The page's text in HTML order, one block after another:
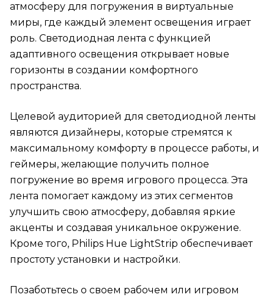
атмосферу для погружения в виртуальные
миры, где каждый элемент освещения играет
роль. Светодиодная лента с функцией
адаптивного освещения открывает новые
горизонты в создании комфортного
пространства.
Целевой аудиторией для светодиодной ленты
являются дизайнеры, которые стремятся к
максимальному комфорту в процессе работы, и
геймеры, желающие получить полное
погружение во время игрового процесса. Эта
лента помогает каждому из этих сегментов
улучшить свою атмосферу, добавляя яркие
акценты и создавая уникальное окружение.
Кроме того, Philips Hue LightStrip обеспечивает
простоту установки и настройки.
Позаботьтесь о своем рабочем или игровом